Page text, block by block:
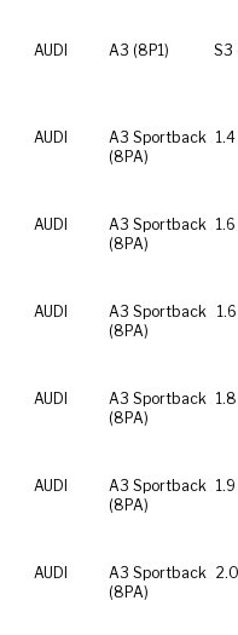
AUDI A3 (8P1) S3
AUDI
A3 Sportback
(8PA)
AUDI
A3 Sportback
(8PA)
1.6
AUDI
A3 Sportback
(8PA)
AUDI
A3 Sportback
(8PA)
AUDI
A3 Sportback
(8PA)
AUDI
A3 Sportback
(8PA)